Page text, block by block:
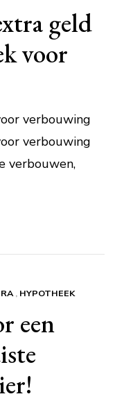
geld
voor
verbouwing
verbouwing
verbouwen,
, HYPOTHEEK
een